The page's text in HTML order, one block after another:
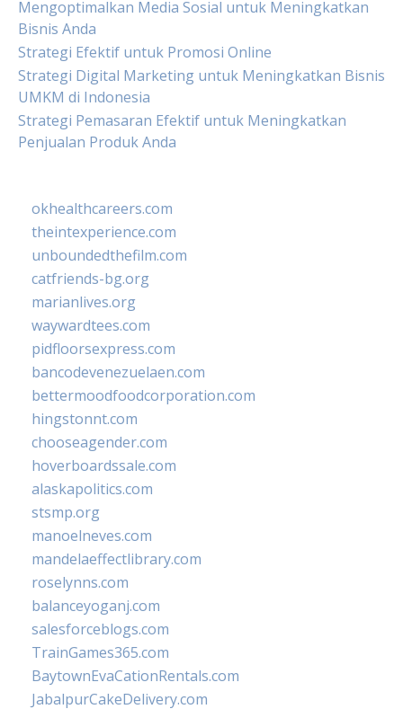
Mengoptimalkan Media Sosial untuk Meningkatkan
Bisnis Anda
Strategi Efektif untuk Promosi Online
Strategi Digital Marketing untuk Meningkatkan Bisnis
UMKM di Indonesia
Strategi Pemasaran Efektif untuk Meningkatkan
Penjualan Produk Anda
okhealthcareers.com
theintexperience.com
unboundedthefilm.com
catfriends-bg.org
marianlives.org
waywardtees.com
pidfloorsexpress.com
bancodevenezuelaen.com
bettermoodfoodcorporation.com
hingstonnt.com
chooseagender.com
hoverboardssale.com
alaskapolitics.com
stsmp.org
manoelneves.com
mandelaeffectlibrary.com
roselynns.com
balanceyoganj.com
salesforceblogs.com
TrainGames365.com
BaytownEvaCationRentals.com
JabalpurCakeDelivery.com